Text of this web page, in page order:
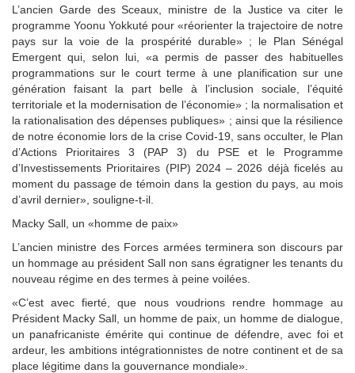
L’ancien Garde des Sceaux, ministre de la Justice va citer le
programme Yoonu Yokkuté pour «réorienter la trajectoire de notre
pays sur la voie de la prospérité durable» ; le Plan Sénégal
Emergent qui, selon lui, «a permis de passer des habituelles
programmations sur le court terme à une planification sur une
génération faisant la part belle à l’inclusion sociale, l’équité
territoriale et la modernisation de l’économie» ; la normalisation et
la rationalisation des dépenses publiques» ; ainsi que la résilience
de notre économie lors de la crise Covid-19, sans occulter, le Plan
d’Actions Prioritaires 3 (PAP 3) du PSE et le Programme
d’Investissements Prioritaires (PIP) 2024 – 2026 déjà ficelés au
moment du passage de témoin dans la gestion du pays, au mois
d’avril dernier», souligne-t-il.
Macky Sall, un «homme de paix»
L’ancien ministre des Forces armées terminera son discours par
un hommage au président Sall non sans égratigner les tenants du
nouveau régime en des termes à peine voilées.
«C’est avec fierté, que nous voudrions rendre hommage au
Président Macky Sall, un homme de paix, un homme de dialogue,
un panafricaniste émérite qui continue de défendre, avec foi et
ardeur, les ambitions intégrationnistes de notre continent et de sa
place légitime dans la gouvernance mondiale».